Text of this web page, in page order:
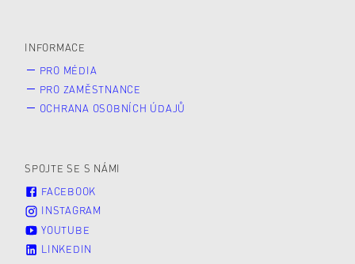
INFORMACE
PRO MÉDIA
PRO ZAMĚSTNANCE
OCHRANA OSOBNÍCH ÚDAJŮ
SPOJTE SE S NÁMI
FACEBOOK
INSTAGRAM
YOUTUBE
LINKEDIN